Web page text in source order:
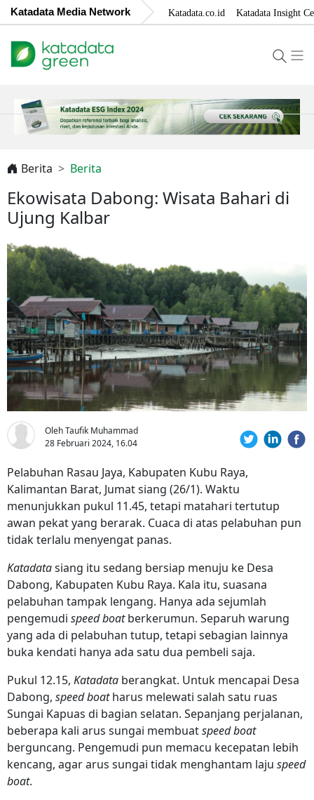
Katadata Media Network Katadata.co.id Katadata Insight
Berita Berita
Ekowisata Dabong: Wisata Bahari di
Ujung Kalbar
Oleh Taufik Muhammad
28 Februari 2024, 16.04
Pelabuhan Rasau Jaya, Kabupaten Kubu Raya,
Kalimantan Barat, Jumat siang (26/1). Waktu
menunjukkan pukul 11.45, tetapi matahari tertutup
awan pekat yang berarak. Cuaca di atas pelabuhan pun
tidak terlalu menyengat panas.
Katadatasiang itu sedang bersiap menuju ke Desa
Dabong, Kabupaten Kubu Raya. Kala itu, suasana
pelabuhan tampak lengang. Hanya ada sejumlah
pengemudi speed boatberkerumun. Separuh warung
yang ada di pelabuhan tutup, tetapi sebagian lainnya
buka kendati hanya ada satu dua pembeli saja.
Pukul 12.15, Katadata berangkat. Untuk mencapai Desa
Dabong, speed boatharus melewati salah satu ruas
Sungai Kapuas di bagian selatan. Sepanjang perjalanan,
beberapa kali arus sungai membuatspeed boat
berguncang. Pengemudi pun memacu kecepatan lebih
kencang, agar arus sungai tidak menghantam laju speed
boat.